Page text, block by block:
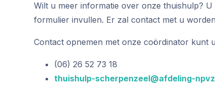
Wilt u meer informatie over onze thuishulp?
formulier invullen. Er zal contact met u
Contact opnemen met onze coördinator kunt
(06) 26 52 73 18
thuishulp-scherpenzeel@afdeling-